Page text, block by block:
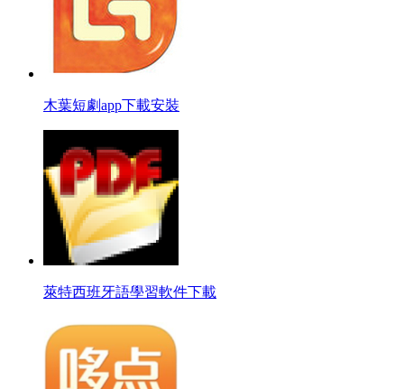
木葉短劇app下載安裝
萊特西班牙語學習軟件下載